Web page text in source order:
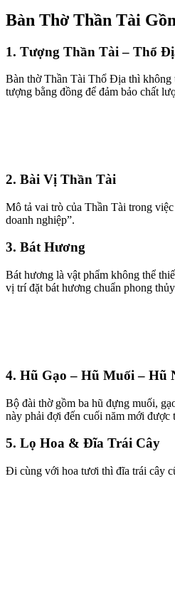
Bàn Thờ Thần Tài
1. Tượng Thần Tài – Thổ
Bàn thờ Thần Tài Thổ Địa thì không
tượng bằng đồng để đảm bảo chất
2. Bài Vị Thần Tài
Mô tả vai trò của Thần Tài trong
doanh nghiệp”.
3. Bát Hương
Bát hương là vật phẩm không thể
vị trí đặt bát hương chuẩn phong
4. Hũ Gạo – Hũ Muối – Hũ
Bộ đài thờ gồm ba hũ đựng muối,
này phải đợi đến cuối năm mới được
5. Lọ Hoa & Đĩa Trái Cây
Đi cùng với hoa tươi thì đĩa trái cây